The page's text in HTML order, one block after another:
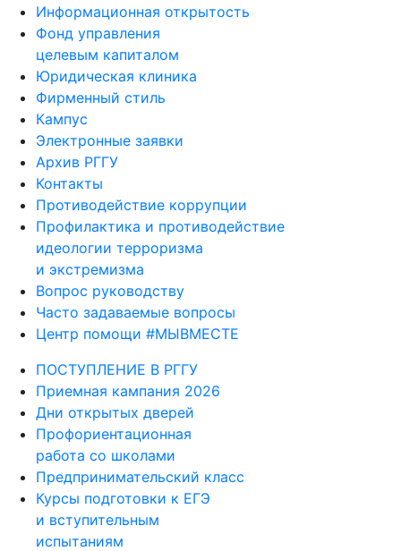
Информационная открытость
Фонд управления
целевым капиталом
Юридическая клиника
Фирменный стиль
Кампус
Электронные заявки
Архив РГГУ
Контакты
Противодействие коррупции
Профилактика и противодействие
идеологии терроризма
и экстремизма
Вопрос руководству
Часто задаваемые вопросы
Центр помощи #МЫВМЕСТЕ
ПОСТУПЛЕНИЕ В РГГУ
Приемная кампания 2026
Дни открытых дверей
Профориентационная
работа со школами
Предпринимательский класс
Курсы подготовки к ЕГЭ
и вступительным
испытаниям